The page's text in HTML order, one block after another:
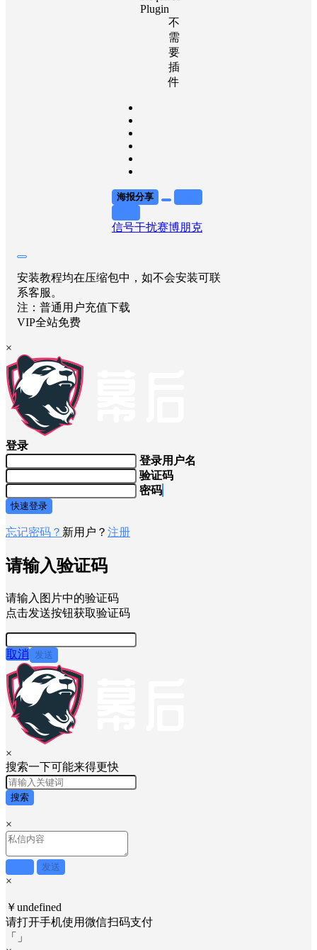
Plugin
不
需
要
插
件
海报分享
信号干扰赛博朋克
安装教程均在压缩包中，如不会安装可联
系客服。
注：普通用户充值下载
VIP全站免费
×
登录
登录用户名
验证码
密码
快速登录
忘记密码？ 新用户？ 注册
请输入验证码
请输入图片中的验证码
点击发送按钮获取验证码
取消 发送
×
搜索一下可能来得更快
搜索
×
发送
×
￥undefined
请打开手机使用微信扫码支付
「
」